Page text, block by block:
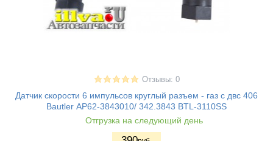
Отзывы: 0
Датчик скорости 6 импульсов круглый разъем - газ с двс 406
Bautler АР62-3843010/ 342.3843 BTL-3110SS
Отгрузка на следующий день